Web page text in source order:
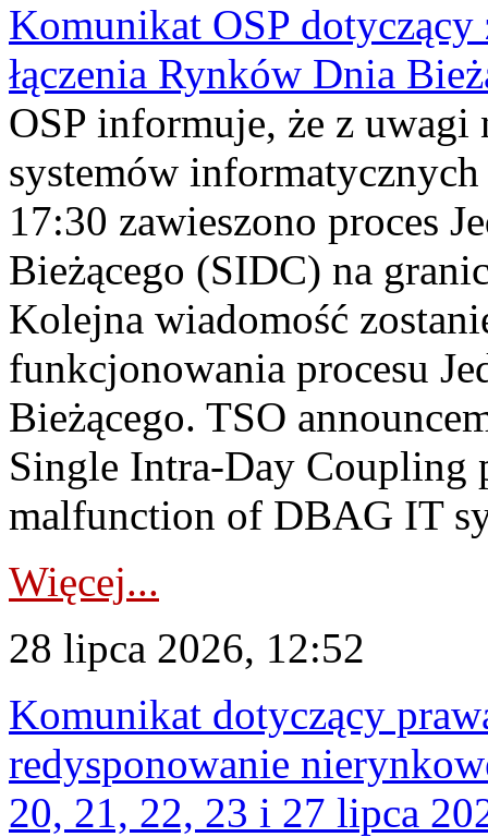
Komunikat OSP dotyczący
łączenia Rynków Dnia
OSP informuje, że z uwagi
systemów
17:30 zawieszono proces
Bieżącego (SIDC) na
Kolejna wiadomość
funkcjonowania procesu
Bieżącego. TSO
Single Intra-Day Coupling
malfunction of DBAG IT
Więcej...
28 lipca 2026, 12:52
Komunikat dotyczący
redysponowanie
20, 21, 22, 23 i 27 lipca